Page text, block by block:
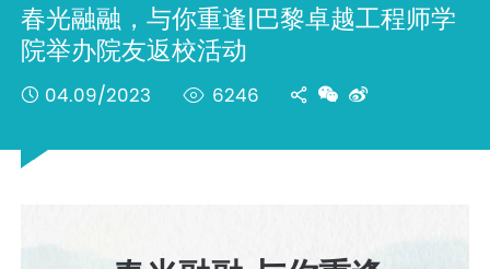
春光融融，与你重逢|巴黎卓越工程师学
院举办院友返校活动
04.09/2023 6246